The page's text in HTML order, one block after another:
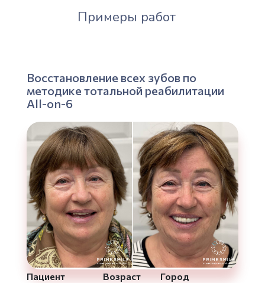
Примеры работ
Восстановление всех зубов по
методике тотальной реабилитации
All-on-6
Пациент
Возраст
Город